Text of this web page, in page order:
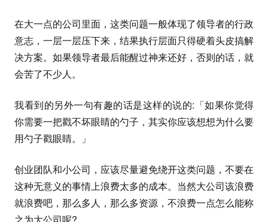
在大一点的公司里面，这类问题一般体现了领导者的行政
意志，一层一层压下来，结果执行层面只得硬着头皮搞解
决方案。如果领导者最后能醒过神来还好，否则的话，就
会苦了不少人。
我看到的另外一句有趣的话是这样的说的:「如果你觉得
你需要一把戳不坏眼睛的勺子，其实你应该想想为什么要
用勺子戳眼睛。」
创业团队和小公司，应该尽量避免绕开这类问题，不要在
这种无意义的事情上浪费太多的成本。当然大公司该浪费
就浪费吧，那么多人，那么多资源，不浪费一点怎么能称
之为大公司呢?